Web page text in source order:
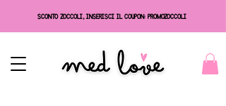
SCONTO ZOCCOLI, INSERISCI IL COUPON: PROMOZOCCOLI